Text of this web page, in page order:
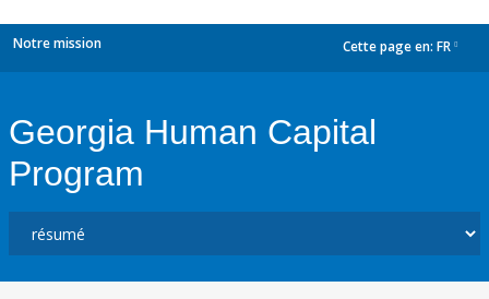
Notre mission Cette page en: FR
Georgia Human Capital
Program